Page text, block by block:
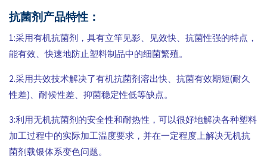
抗菌剂产品特性：
1:采用有机抗菌剂，具有立竿见影、见效快、抗菌性强的特点，
能有效、快速地防止塑料制品中的细菌繁殖。
2.采用共效技术解决了有机抗菌剂溶出快、抗菌有效期短(耐久
性差)、耐候性差、抑菌稳定性低等缺点。
3:利用无机抗菌剂的安全性和耐热性，可以很好地解决各种塑料
加工过程中的实际加工温度要求，并在一定程度上解决无机抗
菌剂载银体系变色问题。